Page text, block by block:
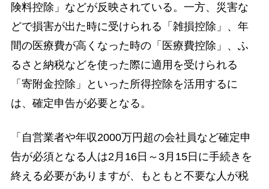
険料控除」などが反映されている。一方、災害な
どで損害が出た時に受けられる「雑損控除」、年
間の医療費が高くなった時の「医療費控除」、ふ
るさと納税などを使った際に適用を受けられる
「寄附金控除」といった所得控除を活用するに
は、確定申告が必要となる。
「自営業者や年収2000万円超の会社員など確定申
告が必須となる人は2月16日～3月15日に手続きを
終える必要がありますが、もともと不要な人が税